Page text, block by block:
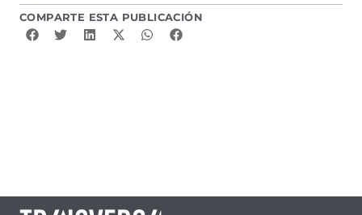
COMPARTE ESTA PUBLICACIÓN